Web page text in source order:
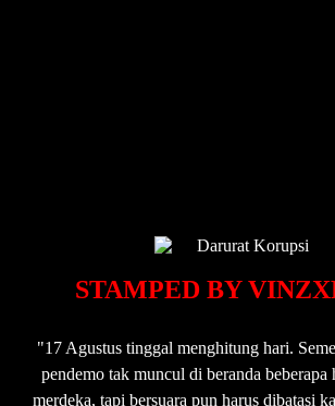
STAMPED BY
"17 Agustus tinggal menghitung hari.
pendemo tak muncul di beranda
merdeka, tapi bersuara pun harus dibatasi